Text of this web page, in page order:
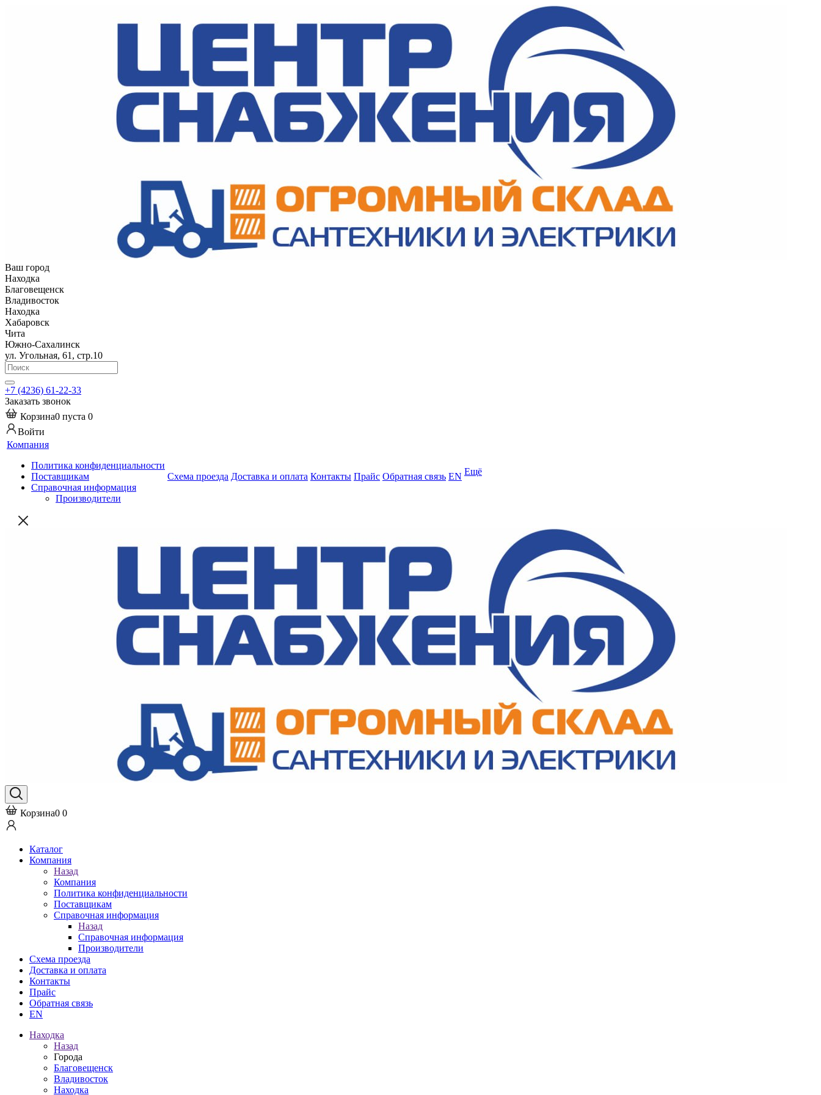
Ваш город
Находка
Благовещенск
Владивосток
Находка
Хабаровск
Чита
Южно-Сахалинск
ул. Угольная, 61, стр.10
+7 (4236) 61-22-33
Заказать звонок
Корзина0 пуста 0
Войти
Компания
Политика конфиденциальности
Поставщикам
Справочная информация
Производители
Схема проезда Доставка и оплата Контакты Прайс Обратная связь EN Ещё
Корзина0 0
Каталог
Компания
Назад
Компания
Политика конфиденциальности
Поставщикам
Справочная информация
Назад
Справочная информация
Производители
Схема проезда
Доставка и оплата
Контакты
Прайс
Обратная связь
EN
Находка
Назад
Города
Благовещенск
Владивосток
Находка